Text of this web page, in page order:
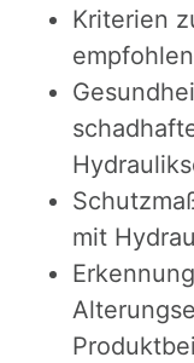
​Kriterien
mit